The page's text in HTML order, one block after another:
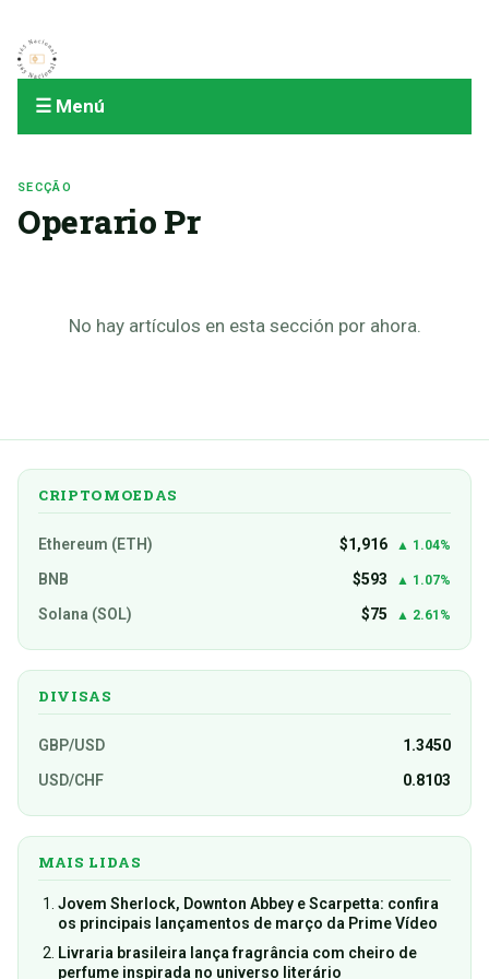
☰ Menú
SECÇÃO
Operario Pr
No hay artículos en esta sección por ahora.
CRIPTOMOEDAS
Ethereum (ETH) $1,916 ▲ 1.04%
BNB $593 ▲ 1.07%
Solana (SOL) $75 ▲ 2.61%
DIVISAS
GBP/USD
1.3450
USD/CHF
0.8103
MAIS LIDAS
Jovem Sherlock, Downton Abbey e Scarpetta: confira
os principais lançamentos de março da Prime Vídeo
Livraria brasileira lança fragrância com cheiro de
perfume inspirada no universo literário